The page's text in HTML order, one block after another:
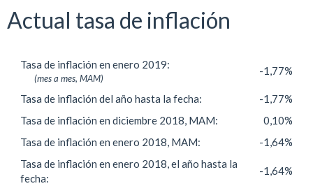
Actual tasa de inflación
Tasa de inflación en enero 2019:
(mes a mes, MAM)
-1,77%
Tasa de inflación del año hasta la fecha:
-1,77%
Tasa de inflación en diciembre 2018, MAM:
0,10%
Tasa de inflación en enero 2018, MAM:
-1,64%
Tasa de inflación en enero 2018, el año hasta la
fecha:
-1,64%